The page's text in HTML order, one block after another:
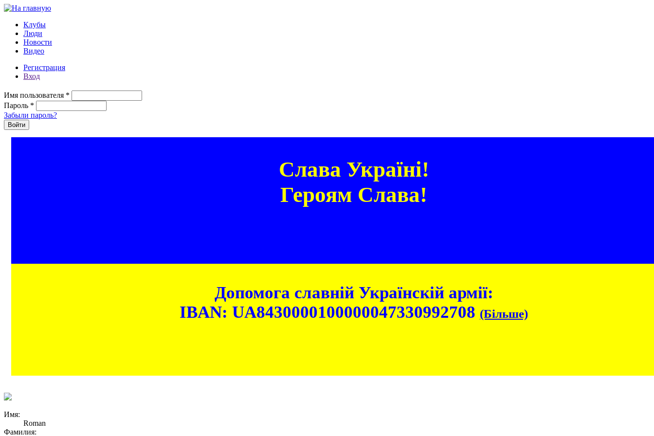
Перейти к основному содержанию
Клубы
Люди
Новости
Видео
Регистрация
Вход
Имя пользователя *
Пароль *
Забыли пароль?
Слава Україні!
Героям Слава!
Допомога славній Українскій армії:
IBAN: UA8430000100000047330992708 (Більше)
Имя:
Roman
Фамилия: